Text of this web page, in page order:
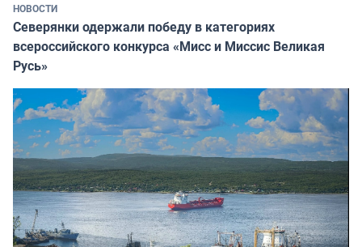
НОВОСТИ
Северянки одержали победу в категориях
всероссийского конкурса «Мисс и Миссис Великая
Русь»